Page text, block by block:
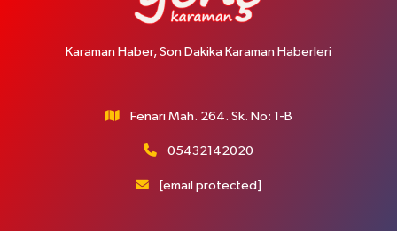
Karaman Haber, Son Dakika Karaman Haberleri
Fenari Mah. 264. Sk. No: 1-B
05432142020
[email protected]